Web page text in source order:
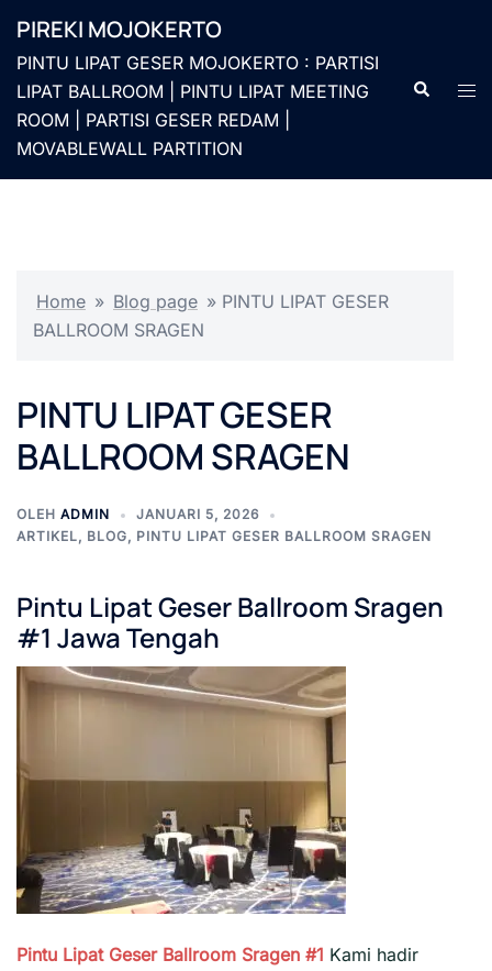
kePIREKI MOJOKERTO
PINTU LIPAT GESER MOJOKERTO : PARTISI
LIPAT BALLROOM | PINTU LIPAT MEETING
ROOM | PARTISI GESER REDAM |
MOVABLEWALL PARTITION
Cari
Home » Blog page » PINTU LIPAT GESER
BALLROOM SRAGEN
PINTU LIPAT GESER
BALLROOM SRAGEN
OLEH ADMIN
JANUARI 5, 2026
ARTIKEL, BLOG, PINTU LIPAT GESER BALLROOM SRAGEN
Pintu Lipat Geser Ballroom Sragen
#1 Jawa Tengah
Pintu Lipat Geser Ballroom Sragen #1 Kami hadir